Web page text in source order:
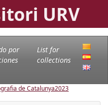
URV
por
List for
collections
de Catalunya2023